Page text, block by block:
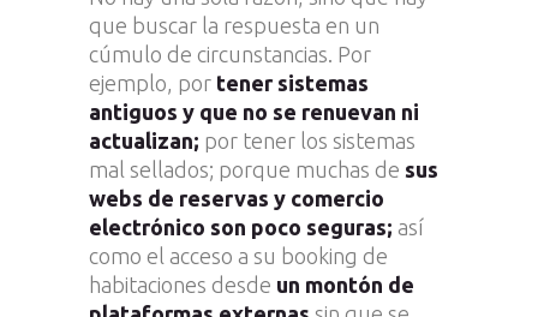
que buscar la respuesta en un
cúmulo de circunstancias. Por
ejemplo, por tener sistemas
antiguos y que no se renuevan ni
actualizan; por tener los sistemas
mal sellados; porque muchas de sus
webs de reservas y comercio
electrónico son poco seguras; así
como el acceso a su booking de
habitaciones desde un montón de